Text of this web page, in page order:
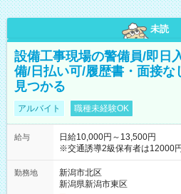
未読
設備工事現場の警備員/即日
備/日払い可/履歴書・面接な
見つかる
アルバイト 職種未経験OK
給与
日給10,000円～13,500円
※交通誘導2級保有者は12000
【試用期間】試用期間なし
勤務地
新潟市北区
新潟県新潟市東区